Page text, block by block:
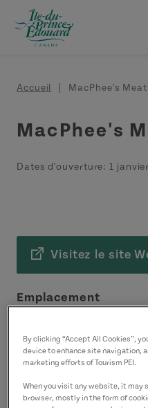
Aller au contenu principal
Fil d'Ariane
Accueil MacPhee's
MacPhee's
Dates d'ouverture:1 janvier
Visitez le site
Emplacement
Cornwall
Région de
Coordonnées
By clicking “Accept All Cookies”,
device to enhance site navigation,
marketing efforts of Tourism PEI.
When you visit any website, it may
browser, mostly in the form of